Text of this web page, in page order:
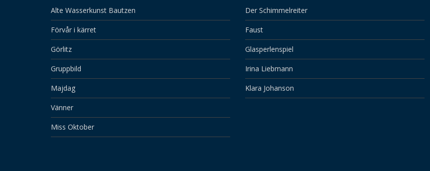
Alte Wasserkunst Bautzen
Förvår i kärret
Görlitz
Gruppbild
Majdag
Vänner
Miss Oktober
Der Schimmelreiter
Faust
Glasperlenspiel
Irina Liebmann
Klara Johanson